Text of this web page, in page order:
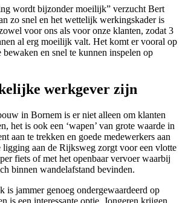
wordt bijzonder moeilijk” verzucht Bert
zo snel en het wettelijk werkingskader is
voor ons als voor onze klanten, zodat 3
al erg moeilijk valt. Het komt er vooral op
bewaken en snel te kunnen inspelen op
werkgever zijn
in Bornem is er niet alleen om klanten
het is ook een ‘wapen’ van grote waarde in
aan te trekken en goede medewerkers aan
ligging aan de Rijksweg zorgt voor een vlotte
fiets of met het openbaar vervoer waarbij
binnen wandelafstand bevinden.
is jammer genoeg ondergewaardeerd op
is een interessante optie. Jongeren krijgen